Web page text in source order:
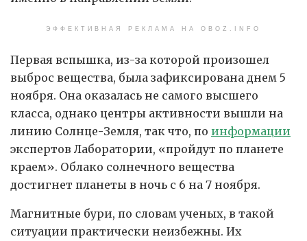
ЭФФЕКТИВНАЯ РЕКЛАМА НА OBOZ.INFO
Первая вспышка, из-за которой произошел
выброс вещества, была зафиксирована днем 5
ноября. Она оказалась не самого высшего
класса, однако центры активности вышли на
линию Солнце-Земля, так что, по информации
экспертов Лаборатории, «пройдут по планете
краем». Облако солнечного вещества
достигнет планеты в ночь с 6 на 7 ноября.
Магнитные бури, по словам ученых, в такой
ситуации практически неизбежны. Их